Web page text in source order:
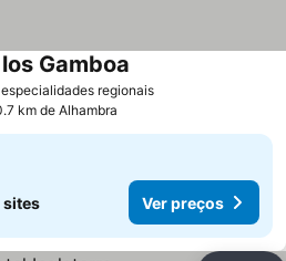
regionais
Gamboa
km de Alhambra
sites Ver preços